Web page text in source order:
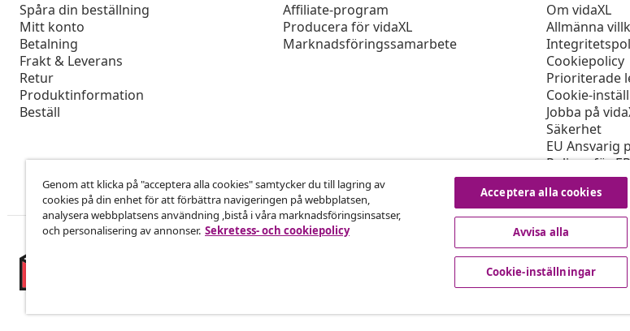
Spåra din beställning
Mitt konto
Betalning
Frakt & Leverans
Retur
Produktinformation
Beställ
Affiliate-program
Producera för vidaXL
Marknadsföringssamarbete
Om vidaXL
Allmänna
Cookiepolicy
Prioriterade
Cookie-
Jobba på
Säkerhet
EU Ansvarig
Policyn för
Genom att klicka på "acceptera alla cookies" samtycker du till lagring av
cookies på din enhet för att förbättra navigeringen på webbplatsen,
analysera webbplatsens användning ,bistå i våra marknadsföringsinsatser,
och personalisering av annonser. Sekretess- och cookiepolicy
Acceptera alla cookies
Avvisa alla
Cookie-inställningar